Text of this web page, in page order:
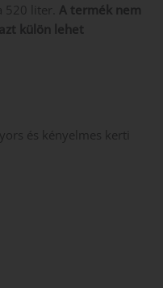
liter. A termék nem
külön lehet
és kényelmes kerti